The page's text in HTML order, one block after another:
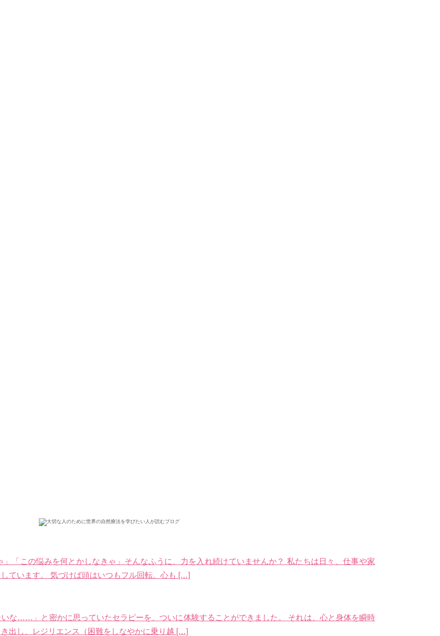
」「この悩みを何とかしなきゃ」そんなふうに、力を入れ続けていませんか？ 私たちは日々、仕事や家
ています。 気づけば頭はいつもフル回転。心も […]
な……」と密かに思っていたセラピーを、ついに体験することができました。 それは、心と身体を瞬時
出し、レジリエンス（困難をしなやかに乗り越 […]